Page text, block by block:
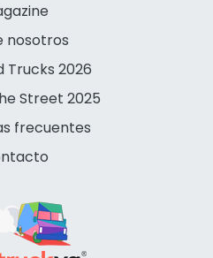
nosotros
Trucks 2026
Street 2025
frecuentes